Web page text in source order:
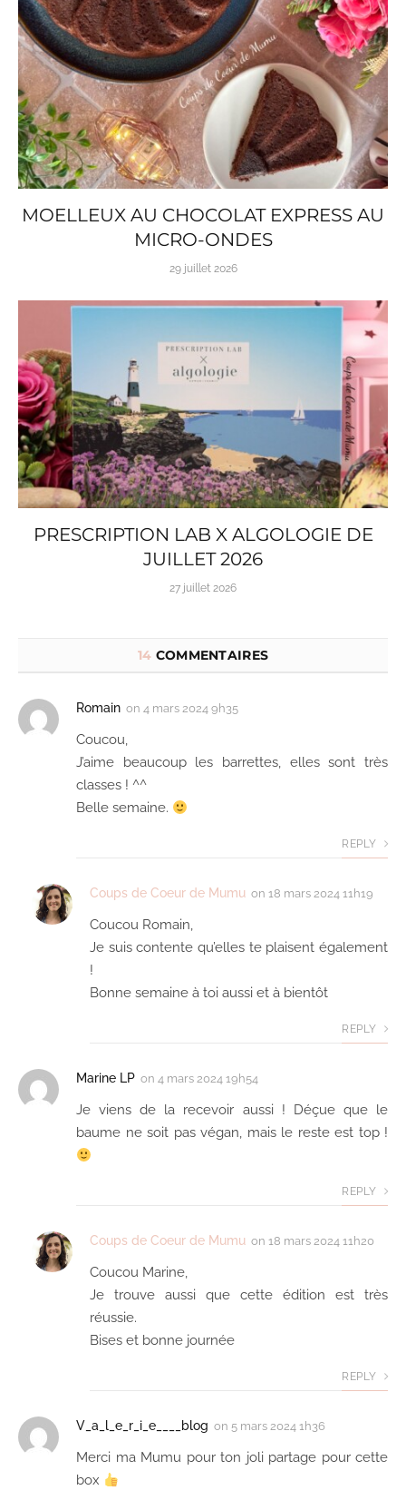
MOELLEUX AU CHOCOLAT EXPRESS AU
MICRO-ONDES
29 juillet 2026
PRESCRIPTION LAB X ALGOLOGIE DE
JUILLET 2026
27 juillet 2026
14 COMMENTAIRES
Romain on 4 mars 2024 9h35
Coucou,
J’aime beaucoup les barrettes, elles sont très
classes ! ^^
Belle semaine.
REPLY
Coups de Coeur de Mumu on 18 mars 2024 11h19
Coucou Romain,
Je suis contente qu’elles te plaisent également
!
Bonne semaine à toi aussi et à bientôt
REPLY
Marine LP on 4 mars 2024 19h54
Je viens de la recevoir aussi ! Déçue que le
baume ne soit pas végan, mais le reste est top !
REPLY
Coups de Coeur de Mumu on 18 mars 2024 11h20
Coucou Marine,
Je trouve aussi que cette édition est très
réussie.
Bises et bonne journée
REPLY
V_a_l_e_r_i_e____blog on 5 mars 2024 1h36
Merci ma Mumu pour ton joli partage pour cette
box